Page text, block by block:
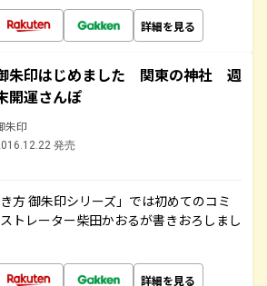
詳細を見る
朱印はじめました 関東の神社 週
開運さんぽ
朱印
発売
方 御朱印シリーズ」では初めてのコミ
トレーター柴田かおるが書きおろしまし
詳細を見る